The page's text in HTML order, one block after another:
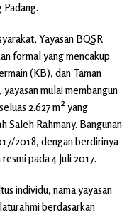
Yayasan BQSR
formal yang mencakup
(KB), dan Taman
mulai membangun
2.627 m² yang
Saleh Rahmany. Bangunan
2018, dengan berdirinya
pada 4 Juli 2017.
individu, nama yayasan
berdasarkan